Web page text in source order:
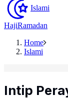
Islami
HajiRamadan
Home
Islami
Intip